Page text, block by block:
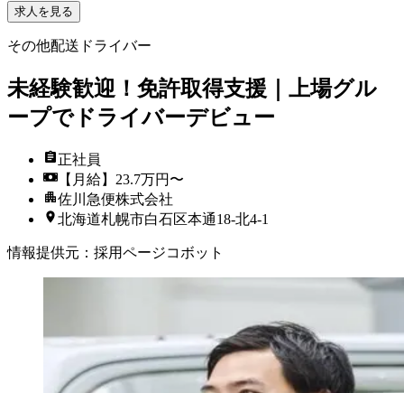
求人を見る
その他配送ドライバー
未経験歓迎！免許取得支援｜上場グル
ープでドライバーデビュー
正社員
【月給】23.7万円〜
佐川急便株式会社
北海道札幌市白石区本通18-北4-1
情報提供元 ： 採用ページコボット